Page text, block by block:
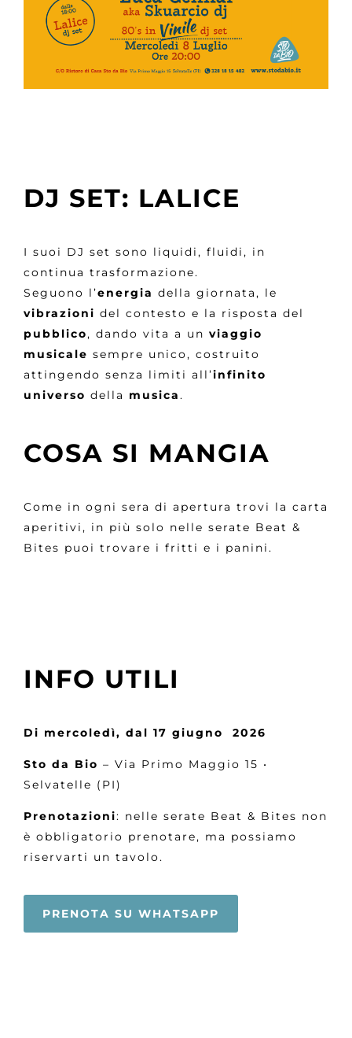
DJ SET: LALICE
I suoi DJ set sono liquidi, fluidi, in
continua trasformazione.
Seguono l’energia della giornata, le
vibrazioni del contesto e la risposta del
pubblico, dando vita a un viaggio
musicale sempre unico, costruito
attingendo senza limiti all’infinito
universo della musica.
COSA SI MANGIA
Come in ogni sera di apertura trovi la carta
aperitivi, in più solo nelle serate Beat &
Bites puoi trovare i fritti e i panini.
INFO UTILI
Di mercoledì, dal 17 giugno 2026
Sto da Bio – Via Primo Maggio 15 •
Selvatelle (PI)
Prenotazioni: nelle serate Beat & Bites non
è obbligatorio prenotare, ma possiamo
riservarti un tavolo.
PRENOTA SU WHATSAPP